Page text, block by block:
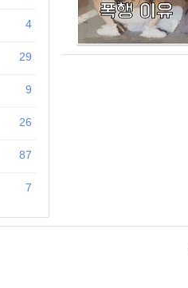
4
29
9
26
87
7